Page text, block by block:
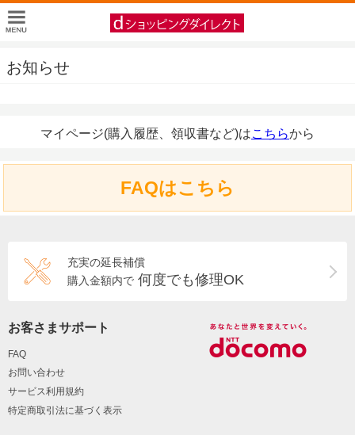
お知らせ
マイページ(購入履歴、領収書など)はこちらから
FAQはこちら
充実の延長補償
購入金額内で 何度でも修理OK
お客さまサポート
FAQ
お問い合わせ
サービス利用規約
特定商取引法に基づく表示